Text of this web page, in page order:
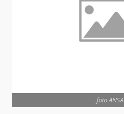
foto ANSA